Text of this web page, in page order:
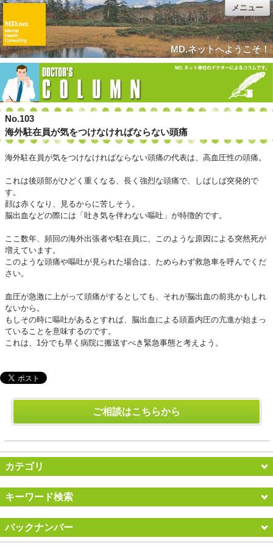
MD.ネットへようこそ！
メニュー
No.103
海外駐在員が気をつけなければならない頭痛
海外駐在員が気をつけなければならない頭痛の代表は、高血圧性の頭痛。
これは後頭部がひどく重くなる、長く強烈な頭痛で、しばしば突発的で
す。
顔は赤くなり、見るからに苦しそう。
脳出血などの際には「吐き気を伴わない嘔吐」が特徴的です。
ここ数年、頻回の海外出張者や駐在員に、このような原因による突然死が
増えています。
このような頭痛や嘔吐が見られた場合は、ためらわず救急車を呼んでくだ
さい。
血圧が急激に上がって頭痛がするとしても、それが脳出血の前兆かもしれ
ないから。
もしその時に嘔吐があるとすれば、脳出血による頭蓋内圧の亢進が始まっ
ていることを意味するのです。
これは、1分でも早く病院に搬送すべき緊急事態と考えよう。
ご相談はこちらから
カテゴリ
キーワード検索
バックナンバー